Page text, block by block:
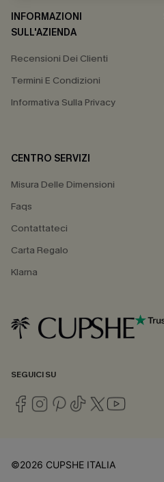
INFORMAZIONI
SULL'AZIENDA
Recensioni Dei Clienti
Termini E Condizioni
Informativa Sulla Privacy
CENTRO SERVIZI
Misura Delle Dimensioni
Faqs
Contattateci
Carta Regalo
Klarna
SEGUICI SU
©2026 CUPSHE ITALIA